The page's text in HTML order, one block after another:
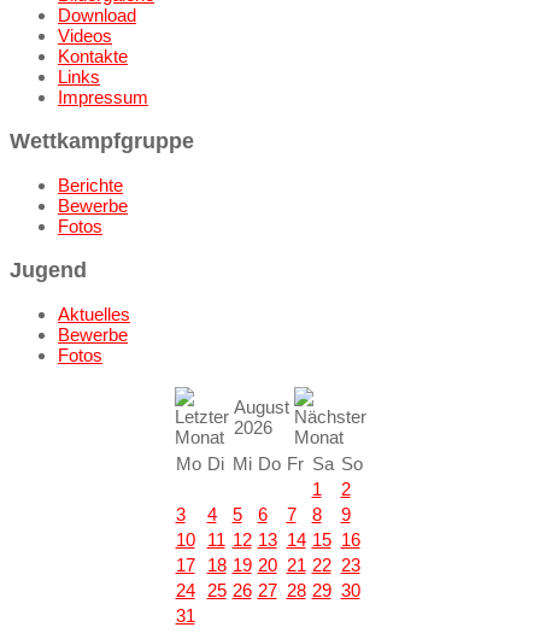
Download
Videos
Kontakte
Links
Impressum
Wettkampfgruppe
Berichte
Bewerbe
Fotos
Jugend
Aktuelles
Bewerbe
Fotos
August
2026
Mo Di Mi Do Fr Sa So
1
2
3
4 5 6 7 8
9
10
11 12 13 14 15 16
17
18 19 20 21 22 23
24
25 26 27 28 29 30
31